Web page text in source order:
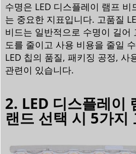
수명은 LED 디스플레이 램프
는 중요한 지표입니다. 고품질
비드는 일반적으로 수명이 길어
도를 줄이고 사용 비용을 줄일
LED 칩의 품질, 패키징 공정, 사
관련이 있습니다.
2. LED 디스플레이
랜드 선택 시 5가지